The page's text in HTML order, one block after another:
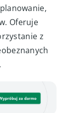
Oferuje
z